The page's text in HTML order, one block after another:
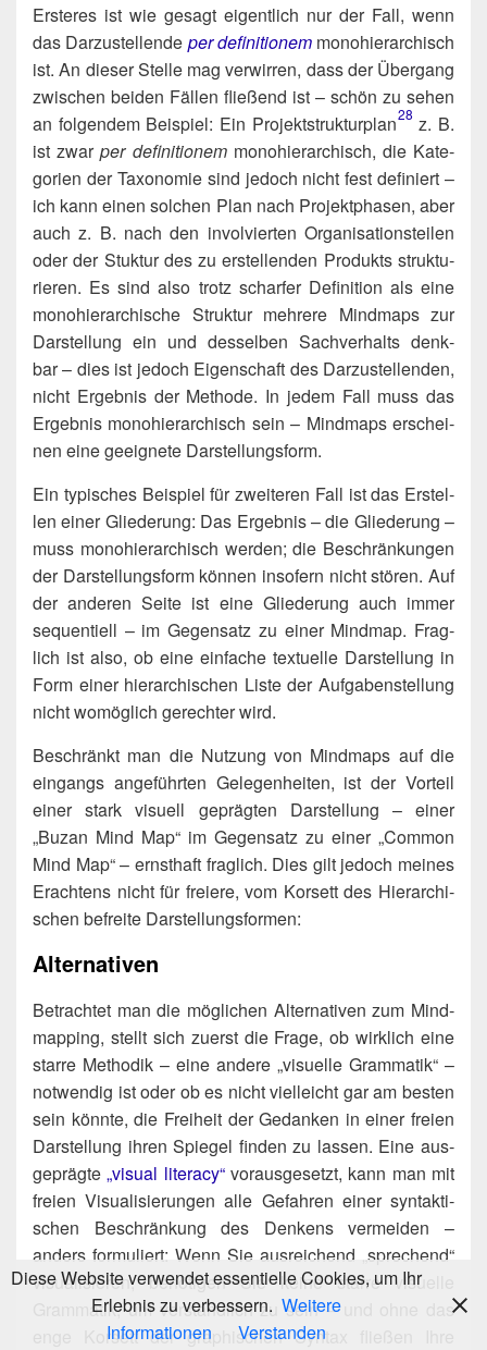
Ers­te­res ist wie gesagt eigent­lich nur der Fall, wenn
das Dar­zu­stel­len­de per defi­ni­tio­nemmono­hier­ar­chisch
ist. An die­ser Stel­le mag ver­wir­ren, dass der Über­gang
zwi­schen bei­den Fäl­len flie­ßend ist – schön zu sehen
an fol­gen­dem Bei­spiel: Ein Projektstrukturplan​28 z. B.
ist zwarper defi­ni­tio­nemmono­hier­ar­chisch, die Kate­
go­rien der Taxo­no­mie sind jedoch nicht fest defi­niert –
ich kann einen sol­chen Plan nach Pro­jekt­pha­sen, aber
auch z. B. nach den invol­vier­ten Orga­ni­sa­ti­ons­tei­len
oder der Stuk­tur des zu erstel­len­den Pro­dukts struk­tu­
rie­ren. Es sind also trotz schar­fer Defi­ni­ti­on als eine
mono­hier­ar­chi­sche Struk­tur meh­re­re Mind­maps zur
Dar­stel­lung ein und des­sel­ben Sach­ver­halts denk­
bar – dies ist jedoch Eigen­schaft des Dar­zu­stel­len­den,
nicht Ergeb­nis der Metho­de. In jedem Fall muss das
Ergeb­nis mono­hier­ar­chisch sein – Mind­maps erschei­
nen eine geeig­ne­te Darstellungsform.
Ein typi­sches Bei­spiel für zwei­te­ren Fall ist das Erstel­
len einer Glie­de­rung: Das Ergeb­nis – die Glie­de­rung –
muss mono­hier­ar­chisch wer­den; die Beschrän­kun­gen
der Dar­stel­lungs­form kön­nen inso­fern nicht stö­ren. Auf
der ande­ren Sei­te ist eine Glie­de­rung auch immer
sequen­ti­ell – im Gegen­satz zu einer Mind­map. Frag­
lich ist also, ob eine ein­fa­che tex­tu­el­le Dar­stel­lung in
Form einer hier­ar­chi­schen Lis­te der Auf­ga­ben­stel­lung
nicht womög­lich gerech­ter wird.
Beschränkt man die Nut­zung von Mind­maps auf die
ein­gangs ange­führ­ten Gele­gen­hei­ten, ist der Vor­teil
einer stark visu­ell gepräg­ten Dar­stel­lung – einer
„Buzan Mind Map“ im Gegen­satz zu einer „Com­mon
Mind Map“ – ernst­haft frag­lich. Dies gilt jedoch mei­nes
Erach­tens nicht für freie­re, vom Kor­sett des Hier­ar­chi­
schen befrei­te Darstellungsformen:
Alternativen
Betrach­tet man die mög­li­chen Alter­na­ti­ven zum Mind­
map­ping, stellt sich zuerst die Fra­ge, ob wirk­lich eine
star­re Metho­dik – eine ande­re „visu­el­le Gram­ma­tik“ –
not­wen­dig ist oder ob es nicht viel­leicht gar am bes­ten
sein könn­te, die Frei­heit der Gedan­ken in einer frei­en
Dar­stel­lung ihren Spie­gel fin­den zu las­sen. Eine aus­
ge­präg­te„visu­al liter­acy“vor­aus­ge­setzt, kann man mit
frei­en Visua­li­sie­run­gen alle Gefah­ren einer syn­tak­ti­
schen Beschrän­kung des Den­kens ver­mei­den –
anders for­mu­liert: Wenn Sie aus­rei­chend „spre­chend“
visua­li­sie­ren, benö­ti­gen Sie kei­ne star­re visu­el­le
Gram­ma­tik, um ver­ständ­lich zu sein – und ohne das
enge Kor­sett der gra­phi­schen Syn­tax flie­ßen Ihre
Diese Website verwendet essentielle Cookies, um Ihr
Erlebnis zu verbessern. Weitere
Informationen
Verstanden